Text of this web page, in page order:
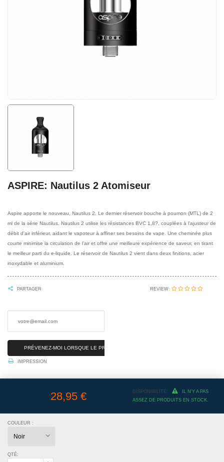
ASPIRE: Nautilus 2 Atomiseur
Aspire apporte le nouveau, Nautilus 2. Le dernier réservoir bouche à poumon (MTL) de 2
ml de la série Nautilus. Nautilus 2 utilise les résistances BVC 1,8?, couplées à l'ajusteur de
débit d'air inférieur, aidant le vapoteur à affiner ses besoins de vape. Une cheminée plus
courte minimise la circulation de l'air et offre une meilleure expérience de saveur, en tirant
le meilleur parti du e-liquide. Le réservoir de Nautilus 2 vient dans deux finitions, acier
inoxydable et aluminium.
PARTAGER
PRÉVENEZ-MOI LORSQUE LE PRODUIT EST DISPONIBLE
IMPRESSION
REVIEW:
28,95 € DISPONIBILITÉ:
IL N'Y A PAS
ASSEZ DE PRODUITS EN STOCK.
COULEUR :
QTÉ: